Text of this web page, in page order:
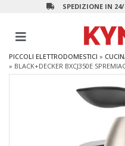
SPEDIZIONE IN
PICCOLI ELETTRODOMESTICI »
» BLACK+DECKER BXCJ350E